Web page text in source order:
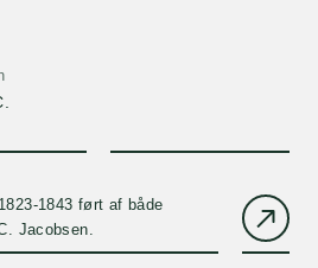
1843 ført af både
Jacobsen.